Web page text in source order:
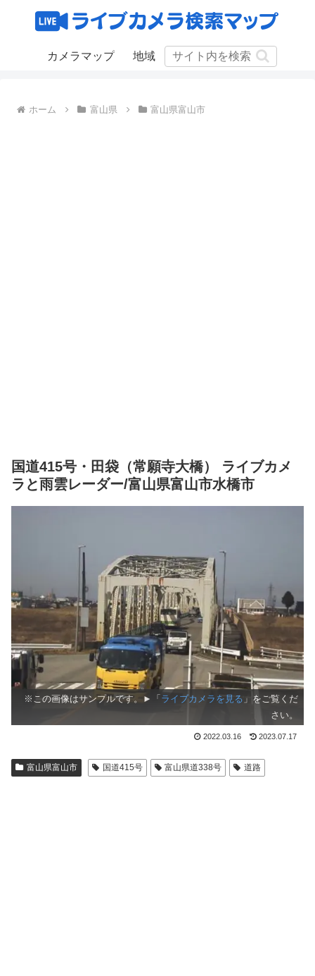
カメラマップ 地域
ホーム 富山県 富山県富山市
国道415号・田袋（常願寺大橋） ライブカメ
ラと雨雲レーダー/富山県富山市水橋市
※この画像はサンプルです。►「 ライブカメラを見る 」をご覧くだ
さい。
2022.03.16 2023.07.17
富山県富山市 国道415号 富山県道338号 道路